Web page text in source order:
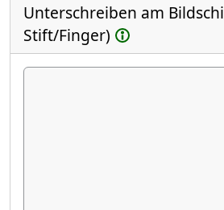
Unterschreiben am
Stift/Finger)